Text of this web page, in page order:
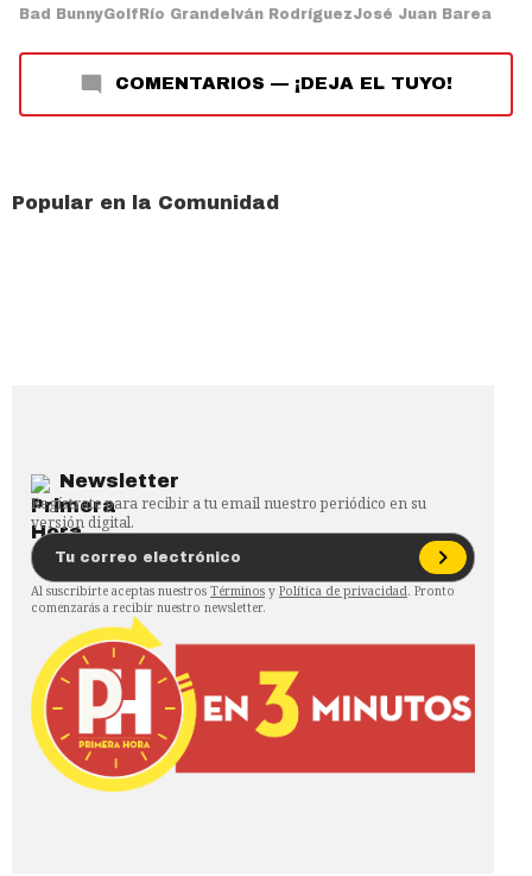
Bad BunnyGolf Río Grande Iván RodríguezJosé Juan Barea
COMENTARIOS — ¡DEJA EL TUYO!
Popular en la Comunidad
Newsletter
Regístrate para recibir a tu email nuestro periódico en su
versión digital.
Al suscribirte aceptas nuestros Términos y Política de privacidad. Pronto
comenzarás a recibir nuestro newsletter.